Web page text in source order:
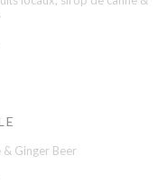
Ginger Beer